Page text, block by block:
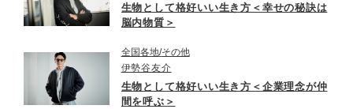
生物として格好いい生き方＜幸せの秘訣は
脳内物質＞
全国各地 その他
伊勢谷友介
生物として格好いい生き方＜企業理念が仲
間を呼ぶ＞